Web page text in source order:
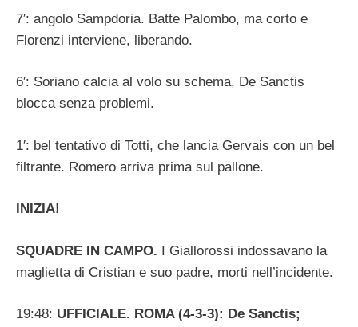
7′: angolo Sampdoria. Batte Palombo, ma corto e
Florenzi interviene, liberando.
6′: Soriano calcia al volo su schema, De Sanctis
blocca senza problemi.
1′: bel tentativo di Totti, che lancia Gervais con un bel
filtrante. Romero arriva prima sul pallone.
INIZIA!
SQUADRE IN CAMPO. I Giallorossi indossavano la
maglietta di Cristian e suo padre, morti nell’incidente.
19:48: UFFICIALE. ROMA (4-3-3): De Sanctis;